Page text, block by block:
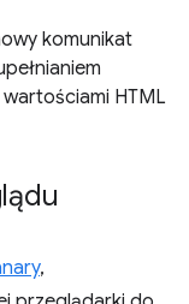
komunikat
HTML
,